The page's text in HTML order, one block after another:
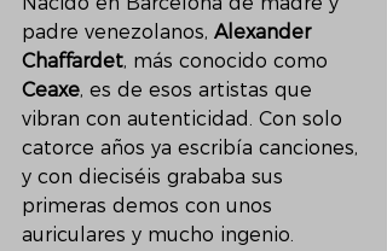
padre venezolanos, Alexander
Chaffardet, más conocido como
Ceaxe, es de esos artistas que
vibran con autenticidad. Con solo
catorce años ya escribía canciones,
y con dieciséis grababa sus
primeras demos con unos
auriculares y mucho ingenio.